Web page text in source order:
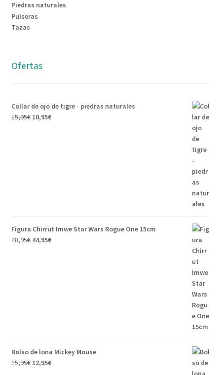
Piedras naturales
Pulseras
Tazas
Ofertas
Collar de ojo de tigre - piedras naturales
15,95€ 10,95€
Figura Chirrut Imwe Star Wars Rogue One 15cm
48,95€ 44,95€
Bolso de lona Mickey Mouse
15,95€ 12,95€